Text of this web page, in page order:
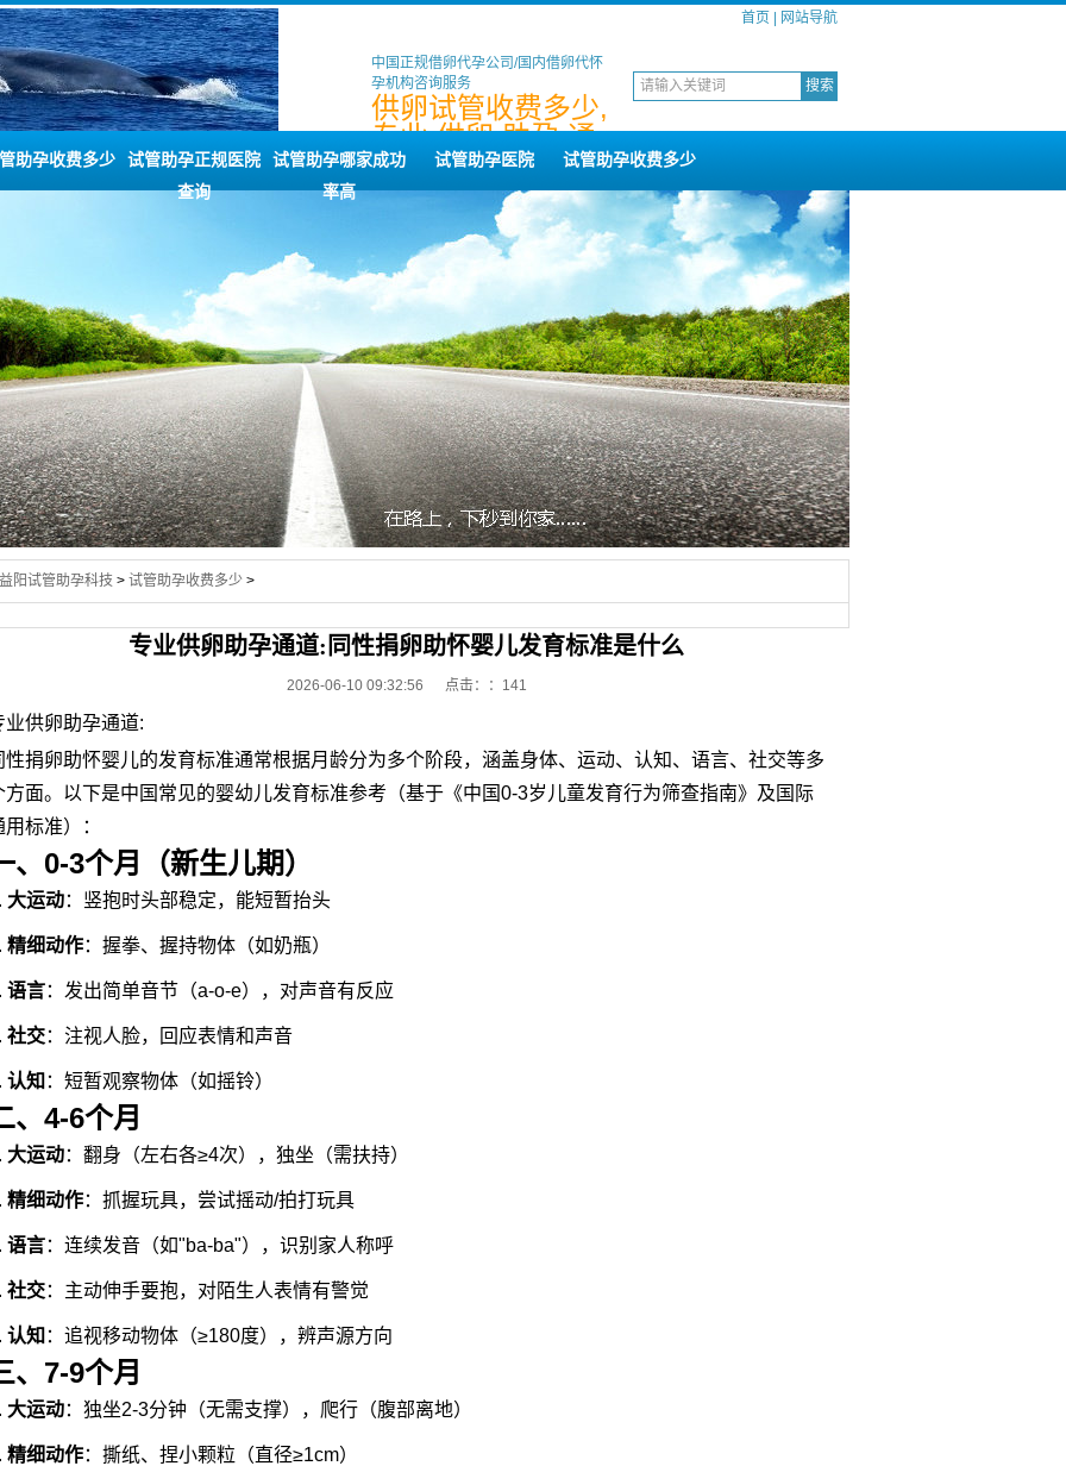
首页 网站导航
中国正规借卵代孕公司/国内借卵代怀
孕机构咨询服务
供卵试管收费多少,
专业,供卵,助孕,通
道,同性
助孕收费多少
试管助孕正规医院
查询
试管助孕哪家成功
率高
试管助孕医院 试管助孕收费多少
益阳试管助孕科技 > 试管助孕收费多少 >
专业供卵助孕通道:同性捐卵助怀婴儿发育标准是什么
2026-06-10 09:32:56 点击： ：141
业供卵助孕通道:
性捐卵助怀婴儿的发育标准通常根据月龄分为多个阶段，涵盖身体、运动、认知、语言、社交等多
方面。以下是中国常见的婴幼儿发育标准参考（基于《中国0-3岁儿童发育行为筛查指南》及国际
用标准）：
、0-3个月（新生儿期）
大运动：竖抱时头部稳定，能短暂抬头
精细动作：握拳、握持物体（如奶瓶）
语言：发出简单音节（a-o-e），对声音有反应
社交：注视人脸，回应表情和声音
认知 ：短暂观察物体（如摇铃）
、4-6个月
大运动：翻身（左右各≥4次），独坐（需扶持）
精细动作：抓握玩具，尝试摇动/拍打玩具
语言：连续发音（如"ba-ba"），识别家人称呼
社交：主动伸手要抱，对陌生人表情有警觉
认知 ：追视移动物体（≥180度），辨声源方向
、7-9个月
大运动：独坐2-3分钟（无需支撑），爬行（腹部离地）
精细动作：撕纸、捏小颗粒（直径≥1cm）